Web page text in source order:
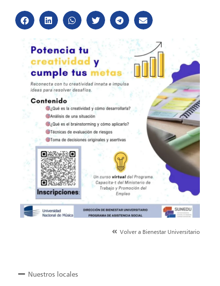
Volver a Bienestar Universitario
Nuestros locales